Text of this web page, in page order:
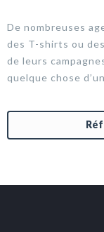
De nombreuses
des T-shirts ou
de leurs
quelque chose